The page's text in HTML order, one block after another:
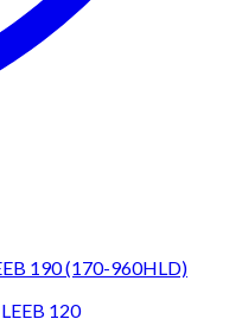
190 (170-960HLD)